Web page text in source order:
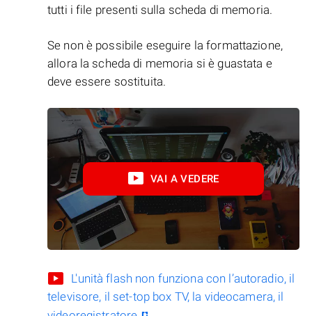
tutti i file presenti sulla scheda di memoria.
Se non è possibile eseguire la formattazione,
allora la scheda di memoria si è guastata e
deve essere sostituita.
VAI A VEDERE
L'unità flash non funziona con l’autoradio, il
televisore, il set-top box TV, la videocamera, il